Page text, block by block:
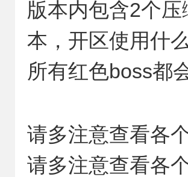
版本内包含2个
本，开区使用什
所有红色boss都
请多注意查看各
请多注意查看各